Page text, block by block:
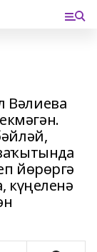
Вәлиева
йөрөргә
күңеленә